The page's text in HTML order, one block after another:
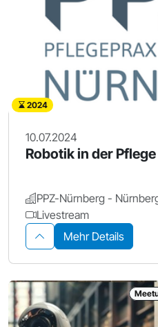
2024
10.07.2024
Robotik in der Pflege
PPZ-Nürnberg -
Livestream
Mehr Details